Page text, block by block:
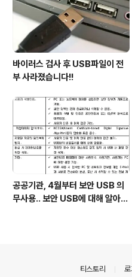
바이러스 검사 후 USB파일이 전
부 사라졌습니다!!
공공기관, 4월부터 보안 USB 의
무사용.. 보안 USB에 대해 알아봅
티스토리 로